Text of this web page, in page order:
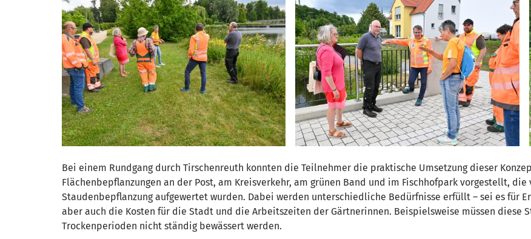
Bei einem Rundgang durch Tirschenreuth konnten die Teilnehmer die praktische Umsetzung dieser
Flächenbepflanzungen an der Post, am Kreisverkehr, am grünen Band und im Fischhofpark vorgestellt,
Staudenbepflanzung aufgewertet wurden. Dabei werden unterschiedliche Bedürfnisse erfüllt – sei es für
aber auch die Kosten für die Stadt und die Arbeitszeiten der Gärtnerinnen. Beispielsweise müssen diese
Trockenperioden nicht ständig bewässert werden.